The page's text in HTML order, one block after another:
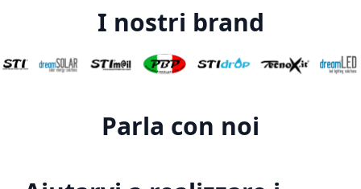
I nostri brand
Parla con noi